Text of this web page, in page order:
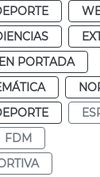
EN PORTADA
FDM